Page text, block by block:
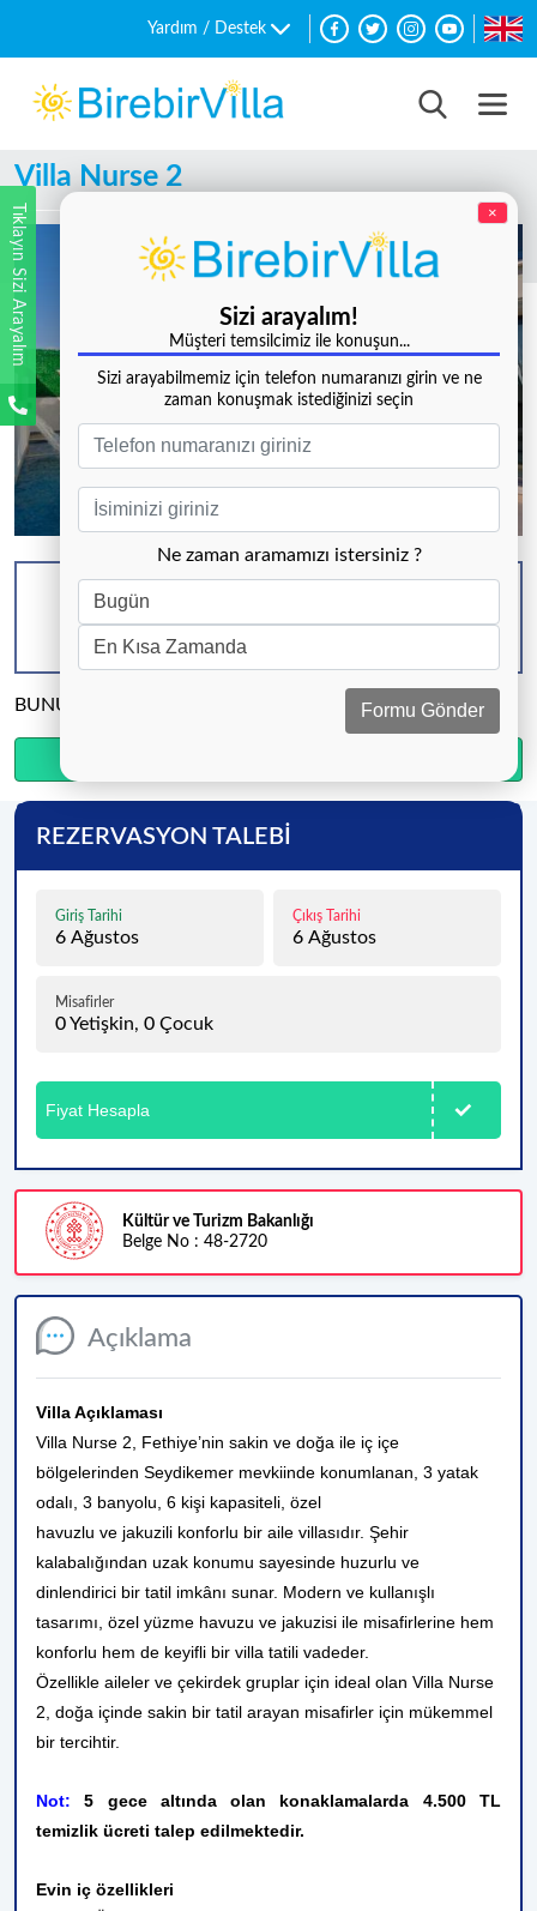
Yardım / Destek
Villa Nurse 2
Tüm Fotoğrafları Göster
KAPASİTE
6 KİŞİ
BANYO & WC
3 ADET
YATAK ODASI
BUNU PAYLAŞ
Açıklama
Villa Açıklaması
Villa Nurse 2, Fethiye’nin sakin ve doğa ile iç içe
bölgelerinden Seydikemer mevkiinde konumlanan, 3 yatak
odalı, 3 banyolu, 6 kişi kapasiteli, özel
havuzlu ve jakuzili konforlu bir aile villasıdır. Şehir
kalabalığından uzak konumu sayesinde huzurlu ve
dinlendirici bir tatil imkânı sunar. Modern ve kullanışlı
tasarımı, özel yüzme havuzu ve jakuzisi ile misafirlerine hem
konforlu hem de keyifli bir villa tatili vadeder.
Özellikle aileler ve çekirdek gruplar için ideal olan Villa Nurse
2, doğa içinde sakin bir tatil arayan misafirler için mükemmel
bir tercihtir.
Not:
5 gece altında olan konaklamalarda 4.500 TL
temizlik ücreti talep edilmektedir.
Evin iç özellikleri
REZERVASYON TALEBİ
Giriş Tarihi
6 Ağustos
Çıkış Tarihi
6 Ağustos
Misafirler
0Yetişkin, 0 Çocuk
Fiyat Hesapla
Kültür ve Turizm Bakanlığı
Belge No : 48-2720
Tıklayın Sizi Arayalım ×
Sizi arayalım!
Müşteri temsilcimiz ile konuşun...
Sizi arayabilmemiz için telefon numaranızı girin ve ne
zaman konuşmak istediğinizi seçin
Ne zaman aramamızı istersiniz ?
Formu Gönder